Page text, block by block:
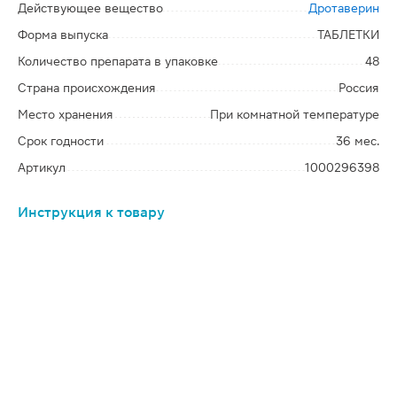
Действующее вещество
Дротаверин
Форма выпуска
ТАБЛЕТКИ
Количество препарата в упаковке
48
Страна происхождения
Россия
Место хранения
При комнатной температуре
Срок годности
36 мес.
Артикул
1000296398
Инструкция к товару